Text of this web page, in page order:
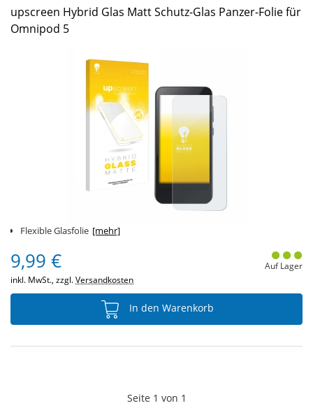
upscreen Hybrid Glas Matt Schutz-Glas Panzer-Folie für
Omnipod 5
Flexible Glasfolie [mehr]
9,99 €
inkl. MwSt., zzgl.Versandkosten
Auf Lager
In den Warenkorb
Seite 1 von 1